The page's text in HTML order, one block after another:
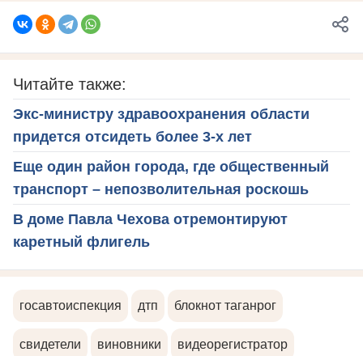
Читайте также:
Экс-министру здравоохранения области
придется отсидеть более 3-х лет
Еще один район города, где общественный
транспорт – непозволительная роскошь
В доме Павла Чехова отремонтируют
каретный флигель
госавтоиспекция дтп блокнот таганрог
свидетели виновники видеорегистратор